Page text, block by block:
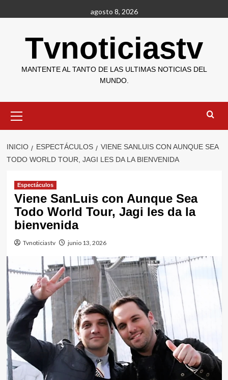
al
agosto 8, 2026
Tvnoticiastv
MANTENTE AL TANTO DE LAS ULTIMAS NOTICIAS DEL
MUNDO.
primario
INICIO ESPECTÁCULOS
VIENE SANLUIS CON AUNQUE SEA
TODO WORLD TOUR, JAGI LES DA LA BIENVENIDA
Espectáculos
Viene SanLuis con Aunque Sea
Todo World Tour, Jagi les da la
bienvenida
Tvnoticiastv junio 13, 2026